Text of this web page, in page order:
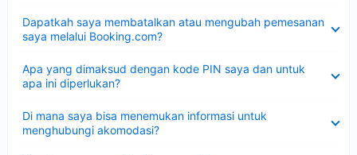
Dapatkah saya membatalkan atau mengubah pemesanan
saya melalui Booking.com?
Apa yang dimaksud dengan kode PIN saya dan untuk
apa ini diperlukan?
Di mana saya bisa menemukan informasi untuk
menghubungi akomodasi?